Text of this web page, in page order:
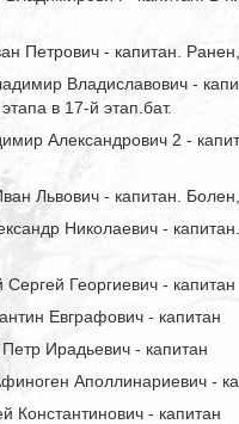
Петрович - капитан. Ранен,
Владиславович -
в 17-й этап.бат.
Александрович 2 -
Львович - капитан. Болен,
Николаевич -
Сергей Георгиевич - капитан
Евграфович - капитан
Ирадьевич - капитан
Аполлинариевич -
Константинович - капитан